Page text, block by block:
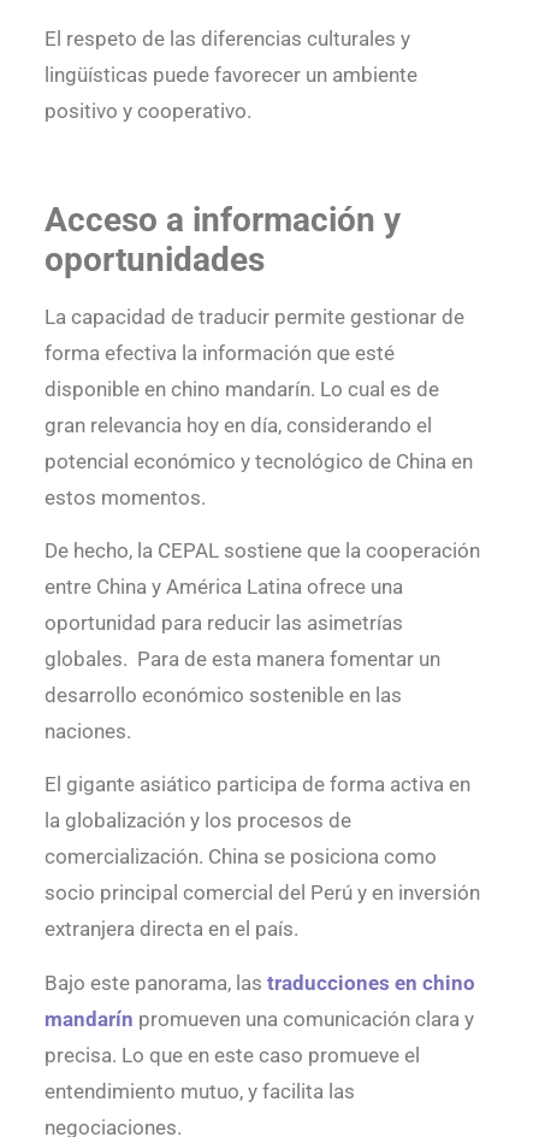
El respeto de las diferencias culturales y
lingüísticas puede favorecer un ambiente
positivo y cooperativo.
Acceso a información y
oportunidades
La capacidad de traducir permite gestionar de
forma efectiva la información que esté
disponible en chino mandarín. Lo cual es de
gran relevancia hoy en día, considerando el
potencial económico y tecnológico de China en
estos momentos.
De hecho, la CEPAL sostiene que la cooperación
entre China y América Latina ofrece una
oportunidad para reducir las asimetrías
globales. Para de esta manera fomentar un
desarrollo económico sostenible en las
naciones.
El gigante asiático participa de forma activa en
la globalización y los procesos de
comercialización. China se posiciona como
socio principal comercial del Perú y en inversión
extranjera directa en el país.
Bajo este panorama, las traducciones en chino
mandarín promueven una comunicación clara y
precisa. Lo que en este caso promueve el
entendimiento mutuo, y facilita las
negociaciones.